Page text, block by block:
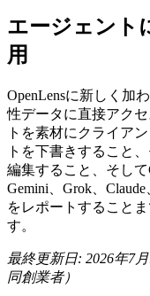
エージェント
用
OpenLensに新しく加
性データに直接アク
トを素材にクライア
トを下書きすること
編集すること、そして
Gemini、Grok、
をレポートすること
す。
最終更新日: 2026年7
同創業者）